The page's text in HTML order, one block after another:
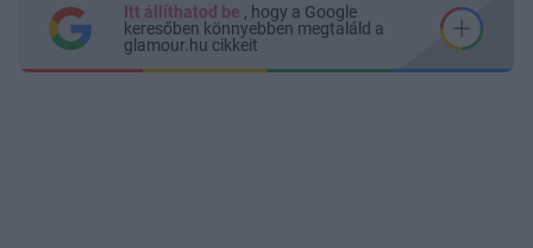
Itt állíthatod be , hogy a Google
keresőben könnyebben megtaláld a
glamour.hu cikkeit